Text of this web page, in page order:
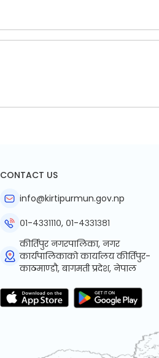
CONTACT US
info@kirtipurmun.gov.np
०१-४३३१११०, ०१-४३३१३८१
कीर्तिपुर नगरपालिका, नगर
कार्यपालिकाको कार्यालय कीर्तिपुर-
काठमाण्डौ, बागमती प्रदेश, नेपाल